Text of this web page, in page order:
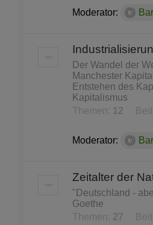
Moderator:
Der Wandel der
Manchester
Entstehen des
Kapitalismus
Themen:
12
Moderator:
Zeitalter der
"Deutschland -
Goethe
Themen: 27